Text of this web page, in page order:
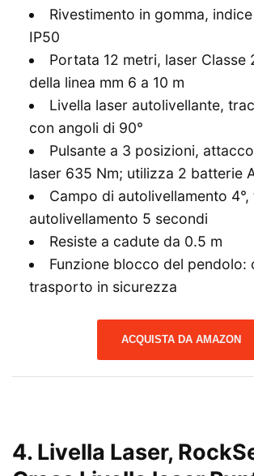
Rivestimento in gomma,
IP50
Portata 12 metri, laser Classe
della linea mm 6 a 10 m
Livella laser autolivellante,
con angoli di 90°
Pulsante a 3 posizioni,
laser 635 Nm; utilizza 2 batterie
Campo di autolivellamento
autolivellamento 5 secondi
Resiste a cadute da 0.5 m
Funzione blocco del pendolo:
trasporto in sicurezza
ACQUISTA DA AMAZON
4. Livella Laser,